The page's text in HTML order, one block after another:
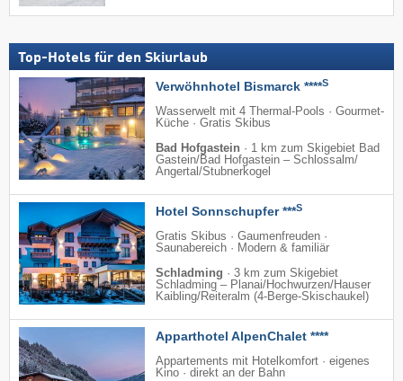
Top-Hotels für den Skiurlaub
Verwöhnhotel Bismarck ****S
Wasserwelt mit 4 Thermal-Pools · Gourmet-
Küche · Gratis Skibus
Bad Hofgastein · 1 km zum Skigebiet Bad
Gastein/​Bad Hofgastein – Schlossalm/​
Angertal/​Stubnerkogel
Hotel Sonnschupfer ***S
Gratis Skibus · Gaumenfreuden ·
Saunabereich · Modern & familiär
Schladming · 3 km zum Skigebiet
Schladming – Planai/​Hochwurzen/​Hauser
Kaibling/​Reiteralm (4-Berge-Skischaukel)
Apparthotel AlpenChalet ****
Appartements mit Hotelkomfort · eigenes
Kino · direkt an der Bahn